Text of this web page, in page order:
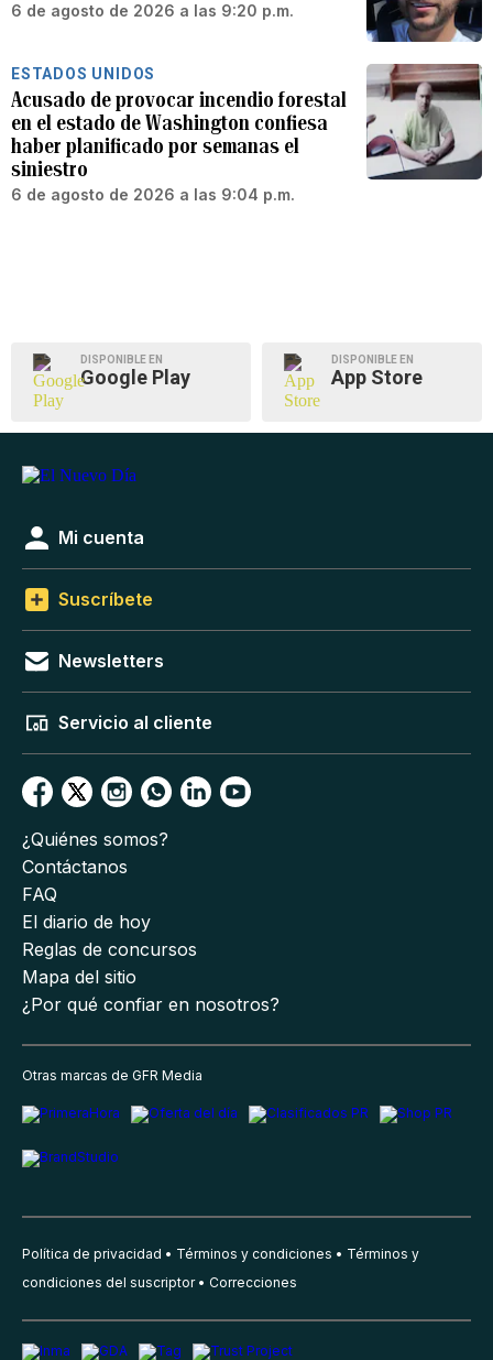
6 de agosto de 2026 a las 9:20 p.m.
ESTADOS UNIDOS
Acusado de provocar incendio forestal
en el estado de Washington confiesa
haber planificado por semanas el
siniestro
6 de agosto de 2026 a las 9:04 p.m.
DISPONIBLE EN
Google Play
DISPONIBLE EN
App Store
Mi cuenta
Suscríbete
Newsletters
Servicio al cliente
¿Quiénes somos?
Contáctanos
FAQ
El diario de hoy
Reglas de concursos
Mapa del sitio
¿Por qué confiar en nosotros?
Otras marcas de GFR Media
Política de privacidad Términos y condiciones
Términos y
condiciones del suscriptor
Correcciones